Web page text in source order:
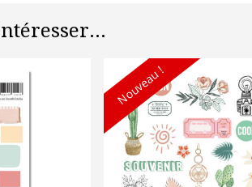
Nouveau !